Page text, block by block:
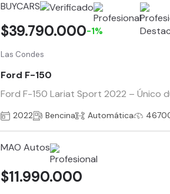
BUYCARS
Las Condes
Ford F-150
Ford F-150 Lariat Sport 2022 – Único
$39.790.000-1%
2022 Bencina Automática
MAO Autos
$11.990.000